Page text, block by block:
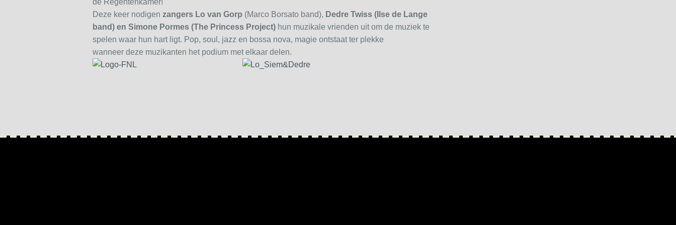
de Regentenkamer!
Deze keer nodigen zangers Lo van Gorp (Marco Borsato band), Dedre Twiss (Ilse de Lange
band) en Simone Pormes (The Princess Project)hun muzikale vrienden uit om de muziek te
spelen waar hun hart ligt. Pop, soul, jazz en bossa nova, magie ontstaat ter plekke
wanneer deze muzikanten het podium met elkaar delen.